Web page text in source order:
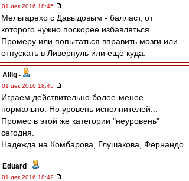
01 дек 2016 18:45
Мельгарехо с Давыдовым - балласт, от
которого нужно поскорее избавляться.
Промеру или попытаться вправить мозги или
отпускать в Ливерпуль или ещё куда.
Allig -
01 дек 2016 18:45
Играем действительно более-менее
нормально. Но уровень исполнителей...
Промес в этой же категории "неуровень"
сегодня.
Надежда на Комбарова, Глушакова, Фернандо.
Eduard -
01 дек 2016 18:42